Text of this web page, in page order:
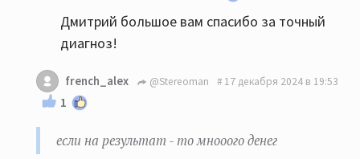
Дмитрий большое вам спасибо за точный
диагноз!
french_alex @Stereoman 17 декабря 2024 в 19:53
1
если на результат - то мнооого денег